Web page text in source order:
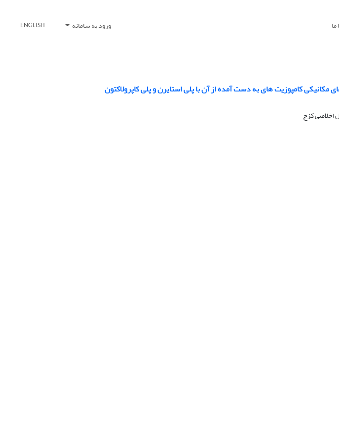
ورود به سامانه ENGLISH
کامپوزیت های به دست آمده از آن با پلی استایرن و پلی کاپرولاکتون
اخلاصی کزج